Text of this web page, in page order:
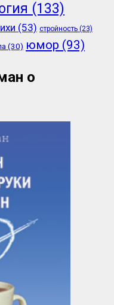
(133)
(53) стройность (23)
(30) юмор (93)
о